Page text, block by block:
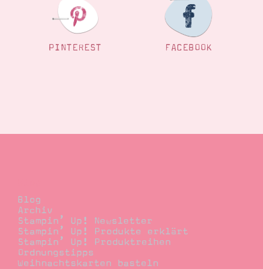
PINTEREST FACEBOOK
Blog
Archiv
Stampin’ Up! Newsletter
Stampin’ Up! Produkte erklärt
Stampin’ Up! Produktreihen
Ordnungstipps
Weihnachtskarten basteln